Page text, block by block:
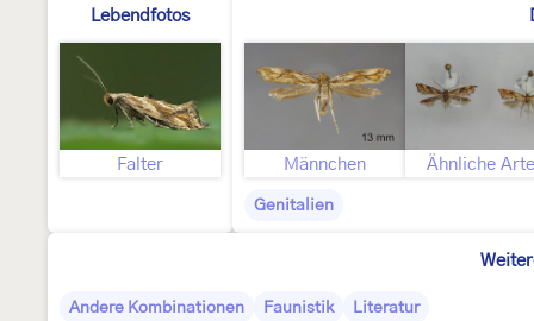
Lebendfotos
Falter Männchen Ähnliche
Genitalien
Andere Kombinationen Faunistik Literatur